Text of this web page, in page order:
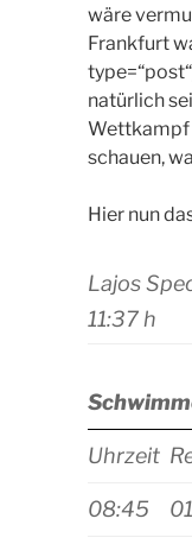
wäre
Frankfurt
natürlich
Wettkampf
schauen,
Hier nun
Lajos
11:37 h
Uhrzeit
08:45